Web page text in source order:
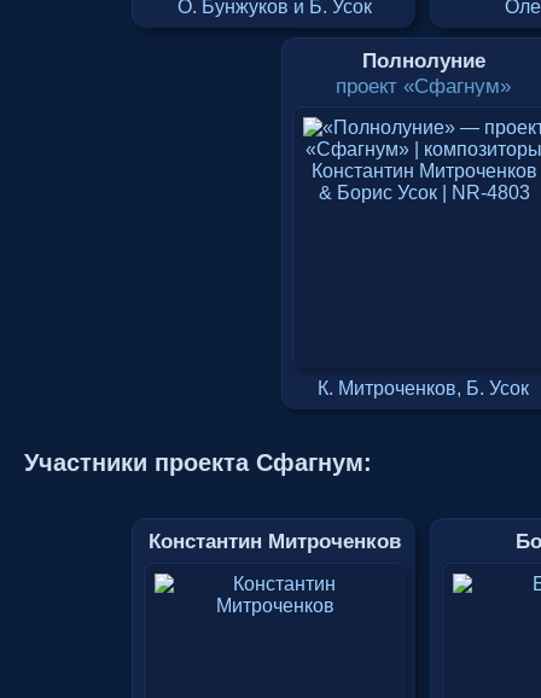
О. Бунжуков и Б. Усок
Полнолуние
проект «Сфагнум»
К. Митроченков, Б. Усок
Участники проекта Сфагнум:
Константин Митроченков